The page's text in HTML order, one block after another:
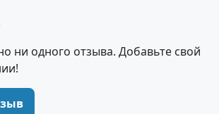
ни одного отзыва. Добавьте свой